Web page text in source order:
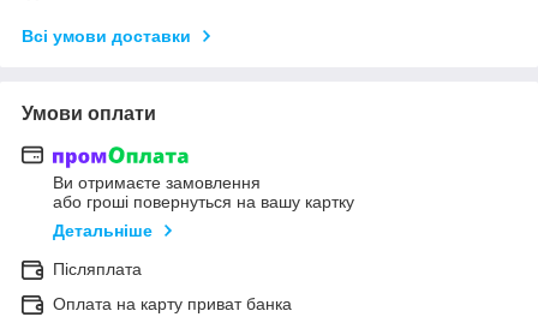
Всі умови доставки
Умови оплати
Ви отримаєте замовлення
або гроші повернуться на вашу картку
Детальніше
Післяплата
Оплата на карту приват банка